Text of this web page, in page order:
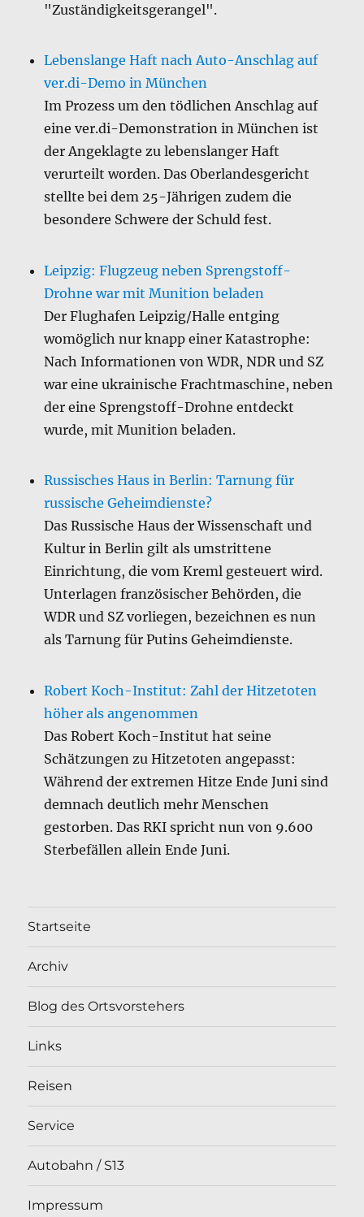
"Zuständigkeitsgerangel".
Lebenslange Haft nach Auto-Anschlag auf
ver.di-Demo in München
Im Prozess um den tödlichen Anschlag auf
eine ver.di-Demonstration in München ist
der Angeklagte zu lebenslanger Haft
verurteilt worden. Das Oberlandesgericht
stellte bei dem 25-Jährigen zudem die
besondere Schwere der Schuld fest.
Leipzig: Flugzeug neben Sprengstoff-
Drohne war mit Munition beladen
Der Flughafen Leipzig/Halle entging
womöglich nur knapp einer Katastrophe:
Nach Informationen von WDR, NDR und SZ
war eine ukrainische Frachtmaschine, neben
der eine Sprengstoff-Drohne entdeckt
wurde, mit Munition beladen.
Russisches Haus in Berlin: Tarnung für
russische Geheimdienste?
Das Russische Haus der Wissenschaft und
Kultur in Berlin gilt als umstrittene
Einrichtung, die vom Kreml gesteuert wird.
Unterlagen französischer Behörden, die
WDR und SZ vorliegen, bezeichnen es nun
als Tarnung für Putins Geheimdienste.
Robert Koch-Institut: Zahl der Hitzetoten
höher als angenommen
Das Robert Koch-Institut hat seine
Schätzungen zu Hitzetoten angepasst:
Während der extremen Hitze Ende Juni sind
demnach deutlich mehr Menschen
gestorben. Das RKI spricht nun von 9.600
Sterbefällen allein Ende Juni.
Startseite
Archiv
Blog des Ortsvorstehers
Links
Reisen
Service
Autobahn / S13
Impressum